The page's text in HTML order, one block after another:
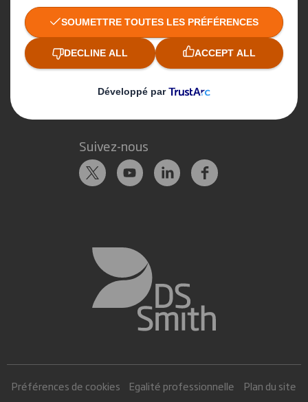
Nos implantations
Contactez-nous
Suivez-nous
Préférences de cookies Egalité professionnelle
Plan du site